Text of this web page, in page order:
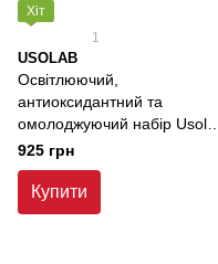
Хіт
1
USOLAB
Освітлюючий,
антиоксидантний та
омолоджуючий набір Usolab
Vita Ion-C Set , 20 мл + 1,5 г
925 грн
Купити